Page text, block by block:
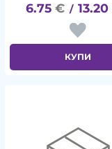
6.75 € / 13.20
КУПИ